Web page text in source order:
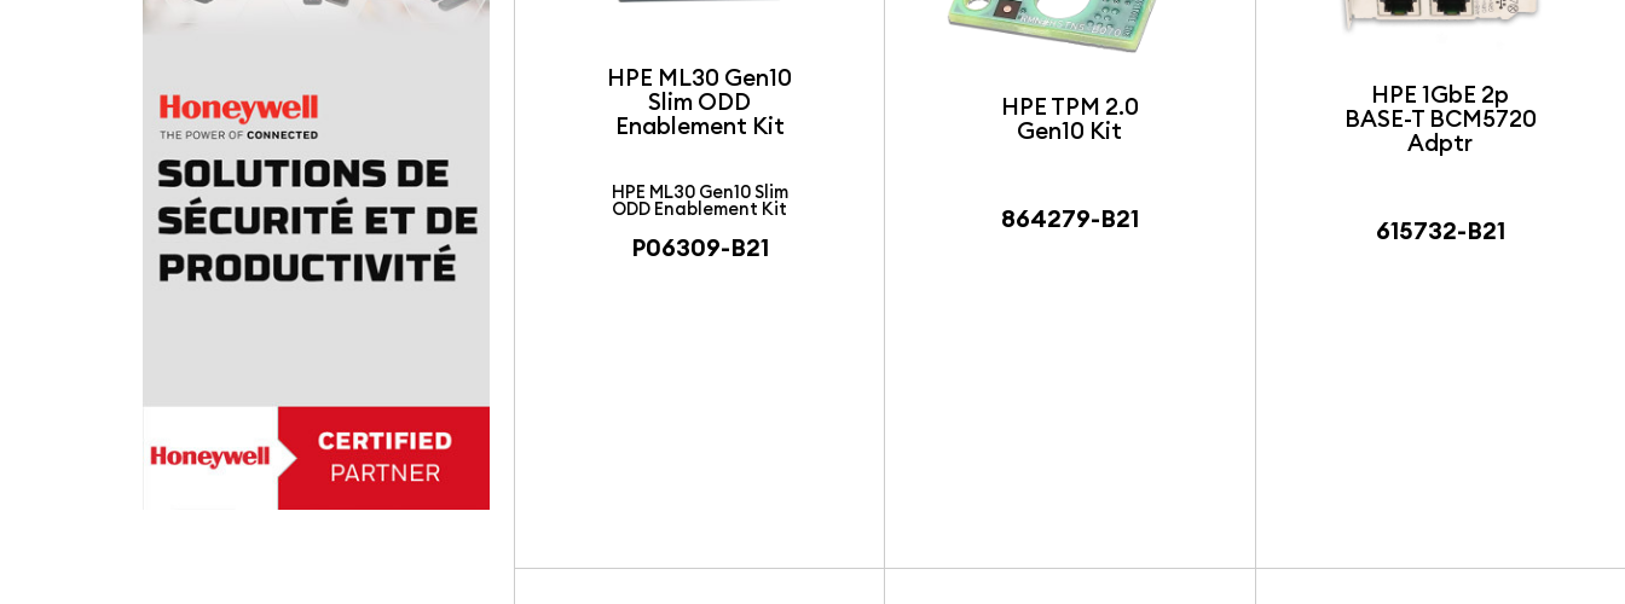
HPE ML30 Gen10
Slim ODD
Enablement Kit
HPE ML30 Gen10 Slim
ODD Enablement Kit
P06309-B21
HPE TPM 2.0
Gen10 Kit
864279-B21
HPE 1GbE 2p
BASE-T BCM5720
Adptr
615732-B21